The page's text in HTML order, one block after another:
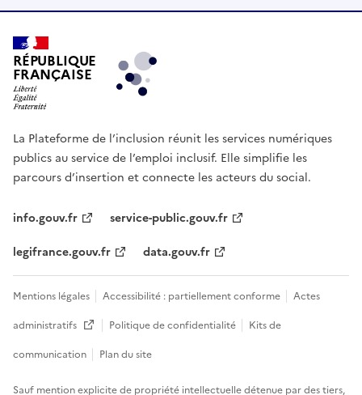
RÉPUBLIQUE
FRANÇAISE
La Plateforme de l’inclusion réunit les services numériques
publics au service de l’emploi inclusif. Elle simplifie les
parcours d’insertion et connecte les acteurs du social.
info.gouv.fr
service-public.gouv.fr
legifrance.gouv.fr
data.gouv.fr
Mentions légales Accessibilité : partiellement conforme
Actes
administratifs
Ouvre une nouvelle fenêtre
Politique de confidentialité
Kits de
communication
Plan du site
Sauf mention explicite de propriété intellectuelle détenue par des tiers,